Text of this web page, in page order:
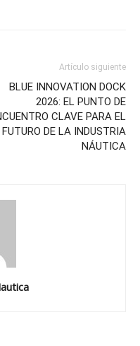
Artículo siguiente
BLUE INNOVATION DOCK
2026: EL PUNTO DE
CLAVE PARA EL
FUTURO DE LA INDUSTRIA
NÁUTICA